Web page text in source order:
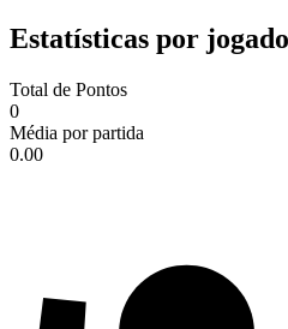
Estatísticas por
Total de Pontos
0
Média por partida
0.00